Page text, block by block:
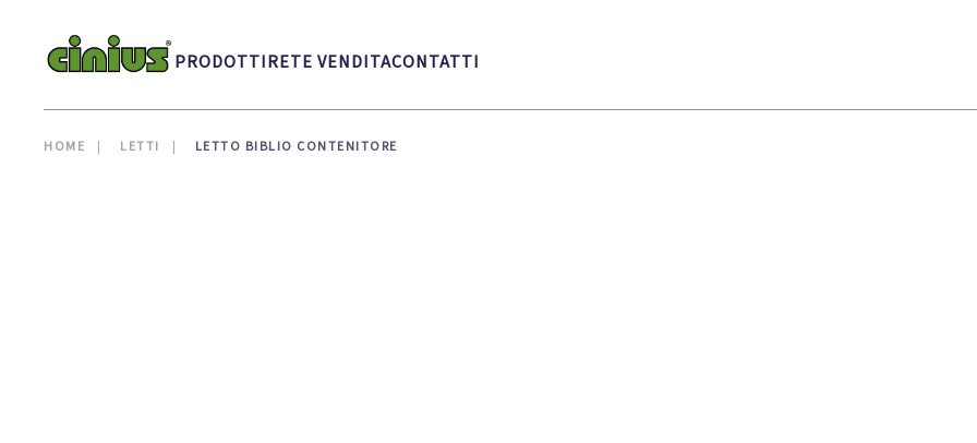
Skip to main contentPRODOTTIRETE VENDITACONTATTI
HOME LETTI LETTO BIBLIO CONTENITORE